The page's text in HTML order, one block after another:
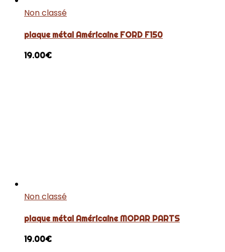
Non classé
plaque métal Américaine FORD F150
19.00€
Non classé
plaque métal Américaine MOPAR PARTS
19.00€